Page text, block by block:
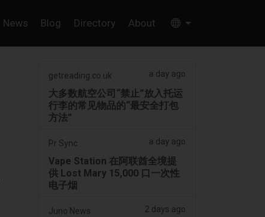
News Blog Directory About
getreading.co.uk a day ago
大多数航空公司“禁止”放入托运
行李的常见物品的“最安全打包
方法”
Pr Sync a day ago
Vape Station 在阿联酋全境提
供 Lost Mary 15,000 口一次性
电子烟
Juno News 2 days ago